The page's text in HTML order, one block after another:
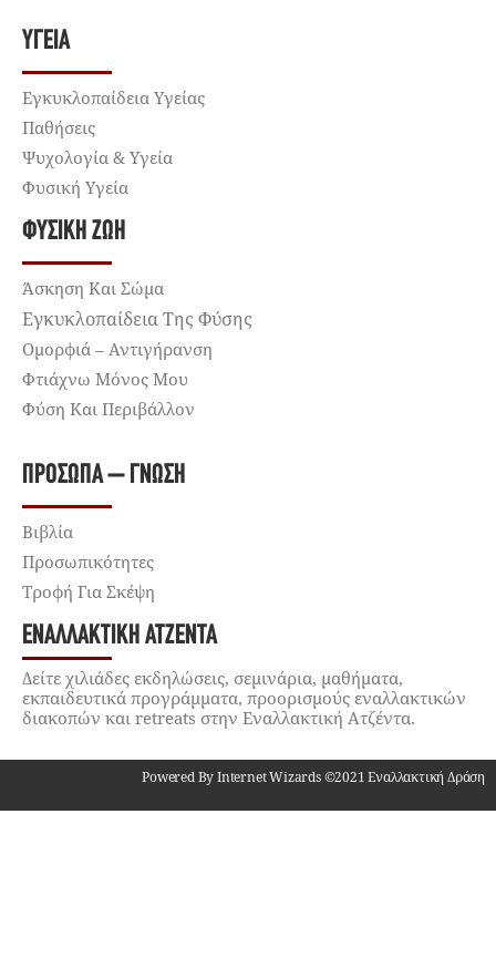
ΥΓΕΊΑ
Εγκυκλοπαίδεια Υγείας
Παθήσεις
Ψυχολογία & Υγεία
Φυσική Υγεία
ΦΥΣΙΚΉ ΖΩΉ
Άσκηση Και Σώμα
Εγκυκλοπαίδεια Της Φύσης
Ομορφιά – Αντιγήρανση
Φτιάχνω Μόνος Μου
Φύση Και Περιβάλλον
ΠΡΌΣΩΠΑ – ΓΝΏΣΗ
Βιβλία
Προσωπικότητες
Τροφή Για Σκέψη
ΕΝΑΛΛΑΚΤΙΚΉ ΑΤΖΈΝΤΑ
Δείτε χιλιάδες εκδηλώσεις, σεμινάρια, μαθήματα,
εκπαιδευτικά προγράμματα, προορισμούς εναλλακτικών
διακοπών και retreats στην Εναλλακτική Ατζέντα.
Powered By Internet Wizards ©2021 Εναλλακτική Δράση